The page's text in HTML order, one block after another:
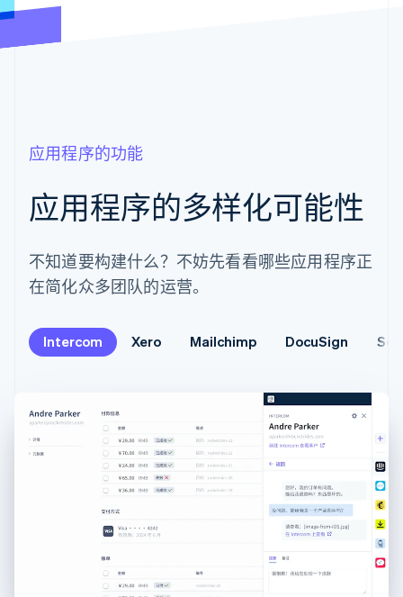
应用程序的功能
应用程序的多样化可能性
不知道要构建什么？不妨先看看哪些应用程序正
在简化众多团队的运营。
Intercom Xero Mailchimp DocuSign